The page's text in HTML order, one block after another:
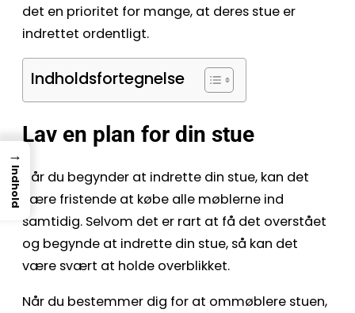
det en prioritet for mange, at deres stue er
indrettet ordentligt.
Indholdsfortegnelse
Lav en plan for din stue
Når du begynder at indrette din stue, kan det
være fristende at købe alle møblerne ind
samtidig. Selvom det er rart at få det overstået
og begynde at indrette din stue, så kan det
være svært at holde overblikket.
Når du bestemmer dig for at ommøblere stuen,
→
Indhold